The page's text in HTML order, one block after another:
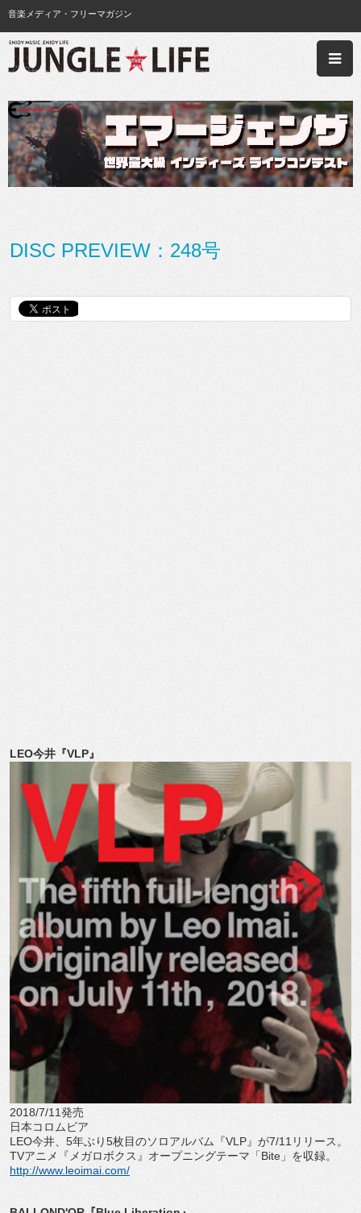
音楽メディア・フリーマガジン
DISC PREVIEW：248号
LEO今井『VLP』
2018/7/11発売
日本コロムビア
LEO今井、5年ぶり5枚目のソロアルバム『VLP』が7/11リリース。
TVアニメ『メガロボクス』オープニングテーマ「Bite」を収録。
http://www.leoimai.com/